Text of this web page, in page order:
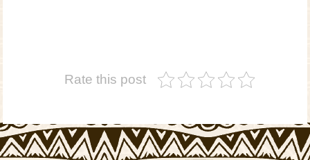
Rate this post